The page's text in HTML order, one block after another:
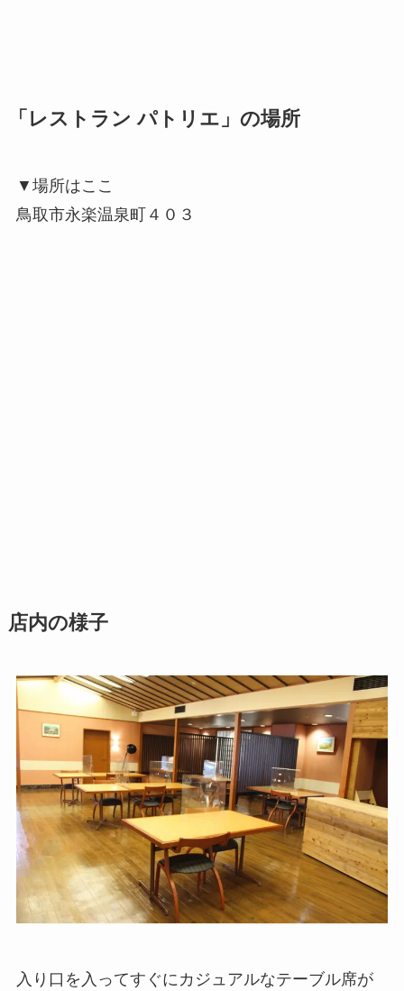
「レストラン パトリエ」の場所
▼場所はここ
鳥取市永楽温泉町４０３
店内の様子
入り口を入ってすぐにカジュアルなテーブル席が